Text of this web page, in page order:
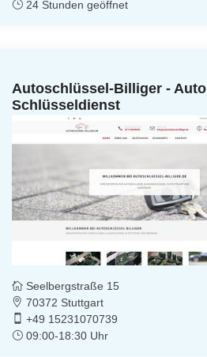
24 Stunden geöffnet
Autoschlüssel-Billiger - Auto
Schlüsseldienst
Seelbergstraße 15
70372 Stuttgart
+49 15231070739
09:00-18:30 Uhr